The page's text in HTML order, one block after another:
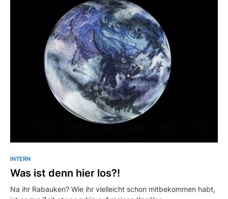
INTERN
Was ist denn hier los?!
Na ihr Rabauken? Wie ihr vielleicht schon mitbekommen habt,